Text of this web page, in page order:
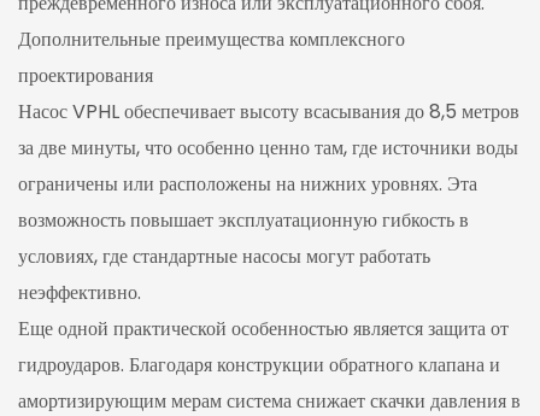
Дополнительные преимущества комплексного
проектирования
Насос VPHL обеспечивает высоту всасывания до 8,5 метров
за две минуты, что особенно ценно там, где источники воды
ограничены или расположены на нижних уровнях. Эта
возможность повышает эксплуатационную гибкость в
условиях, где стандартные насосы могут работать
неэффективно.
Еще одной практической особенностью является защита от
гидроударов. Благодаря конструкции обратного клапана и
амортизирующим мерам система снижает скачки давления в